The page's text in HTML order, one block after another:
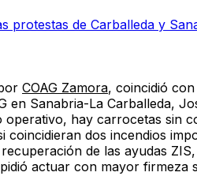
protestas de Carballeda y
COAG Zamora, coincidió
en Sanabria-La Carballeda,
hay carrocetas sin
coincidieran dos incendios
de las ayudas
actuar con mayor